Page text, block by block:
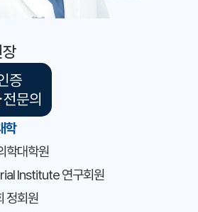
증
전문의
학
학대학원
Institute 연구회원
정회원